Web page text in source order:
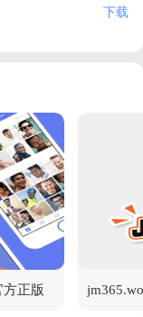
下载
正版